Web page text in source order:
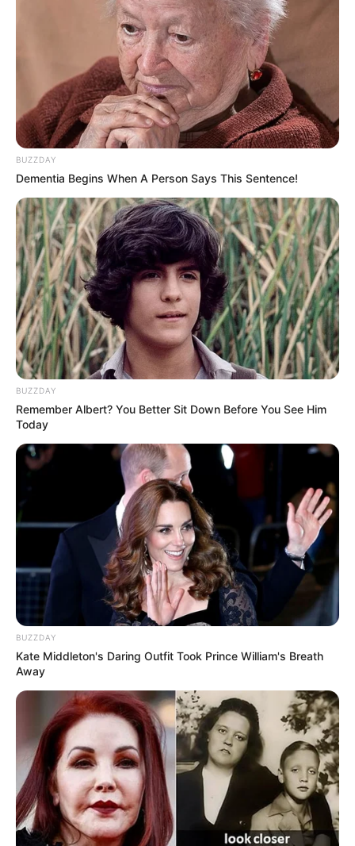
BUZZDAY
Dementia Begins When A Person Says This Sentence!
BUZZDAY
Remember Albert? You Better Sit Down Before You See Him
Today
BUZZDAY
Kate Middleton's Daring Outfit Took Prince William's Breath
Away